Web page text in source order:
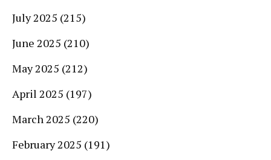
July 2025 (215)
June 2025 (210)
May 2025 (212)
April 2025 (197)
March 2025 (220)
February 2025 (191)